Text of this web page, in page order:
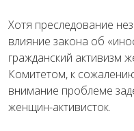
Хотя преследование
влияние закона об
гражданский активизм
Комитетом, к
внимание проблеме
женщин-активисток.